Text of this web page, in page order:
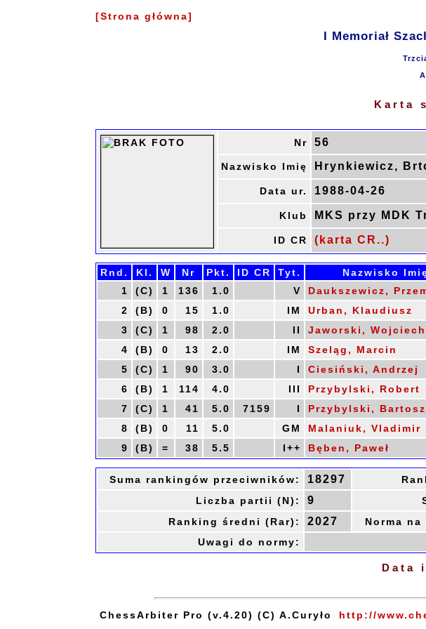
[Strona główna]
I Memoriał
Karta
Nr 56
Nazwisko Imię Hrynkiewicz,
Data ur. 1988-04-26
Klub MKS przy MDK
ID CR (karta CR..)
Rnd. Kl. W Nr Pkt. ID CR Tyt. Nazwisko
1
(C) 1 136 1.0 V Daukszewicz,
2
(B) 0 15 1.0 IM Urban, Klaudiusz
3
(C) 1 98 2.0 II Jaworski, Wojciech
4
(B) 0 13 2.0 IM Szeląg, Marcin
5
(C) 1 90 3.0 I Ciesiński, Andrzej
6
(B) 1 114 4.0 III Przybylski, Robert
7
(C) 1 41 5.0 7159 I Przybylski, Bartosz
8
(B) 0 11 5.0 GM Malaniuk, Vladimir
9
(B) = 38 5.5 I++ Bęben, Paweł
Suma rankingów przeciwników: 18297
Liczba partii (N): 9
Ranking średni (Rar): 2027
Norma na
Uwagi do normy:
Data
ChessArbiter Pro (v.4.20) (C) A.Curyło http://